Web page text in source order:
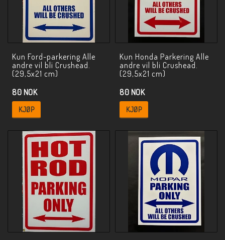
Kun Ford-parkering Alle
andre vil bli Crushead.
(29,5x21 cm)
80 NOK
KJØP
Kun Honda Parkering Alle
andre vil bli Crushead.
(29,5x21 cm)
80 NOK
KJØP